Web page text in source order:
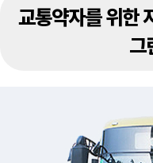
교통약자를 위한
그